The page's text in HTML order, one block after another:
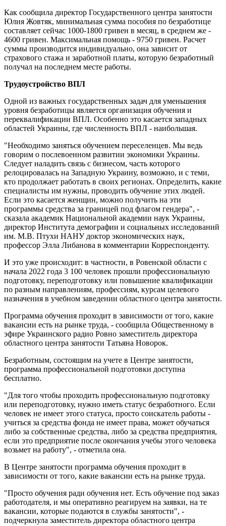
Как сообщила директор Государственного центра занятости
Юлия Жовтяк, минимальная сумма пособия по безработице
составляет сейчас 1000-1800 гривен в месяц, в среднем же -
4600 гривен. Максимальная помощь - 9750 гривен. Расчет
суммы производится индивидуально, она зависит от
страхового стажа и заработной платы, которую безработный
получал на последнем месте работы.
Трудоустройство ВПЛ
Одной из важных государственных задач для уменьшения
уровня безработицы является организация обучения и
переквалификации ВПЛ. Особенно это касается западных
областей Украины, где численность ВПЛ - наибольшая.
"Необходимо заняться обучением переселенцев. Мы ведь
говорим о послевоенном развитии экономики Украины.
Следует наладить связь с бизнесом, часть которого
релоцировалась на Западную Украину, возможно, и с теми,
кто продолжает работать в своих регионах. Определить, какие
специалисты им нужны, проводить обучение этих людей.
Если это касается женщин, можно получить на эти
программы средства за границей под флагом гендера", -
сказала академик Национальной академии наук Украины,
директор Института демографии и социальных исследований
им. М.В. Птухи НАНУ доктор экономических наук,
профессор Элла Либанова в комментарии Корреспонденту.
И это уже происходит: в частности, в Ровенской области с
начала 2022 года 3 100 человек прошли профессиональную
подготовку, переподготовку или повышение квалификации
по разным направлениям, профессиям, курсам целевого
назначения в учебном заведении областного центра занятости.
Программа обучения проходит в зависимости от того, какие
вакансии есть на рынке труда, - сообщила Общественному в
эфире Украинского радио Ровно заместитель директора
областного центра занятости Татьяна Новорок.
Безработным, состоящим на учете в Центре занятости,
программа профессиональной подготовки доступна
бесплатно.
"Для того чтобы проходить профессиональную подготовку
или переподготовку, нужно иметь статус безработного. Если
человек не имеет этого статуса, просто соискатель работы -
учиться за средства фонда не имеет права, может обучаться
либо за собственные средства, либо за средства предприятия,
если это предприятие после окончания учебы этого человека
возьмет на работу", - отметила она.
В Центре занятости программа обучения проходит в
зависимости от того, какие вакансии есть на рынке труда.
"Просто обучения ради обучения нет. Есть обучение под заказ
работодателя, и мы оперативно реагируем на заявки, на те
вакансии, которые подаются в службы занятости", -
подчеркнула заместитель директора областного центра